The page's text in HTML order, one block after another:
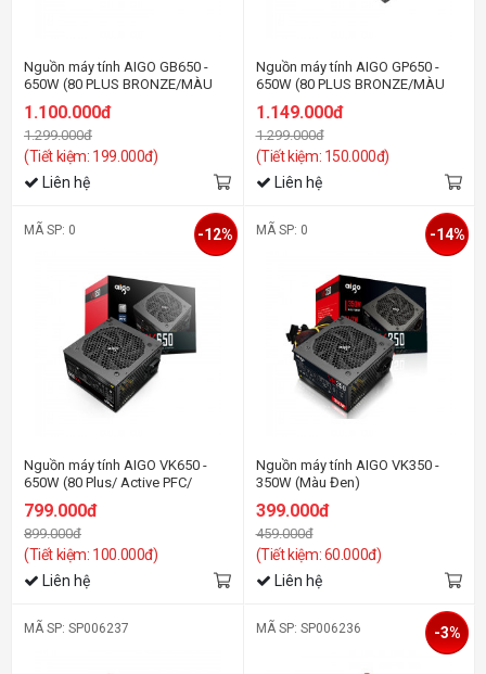
Nguồn máy tính AIGO GB650 -
650W (80 PLUS BRONZE/MÀU
1.100.000đ
1.299.000đ
(Tiết kiệm: 199.000đ)
Liên hệ
Nguồn máy tính AIGO GP650 -
650W (80 PLUS BRONZE/MÀU
1.149.000đ
1.299.000đ
(Tiết kiệm: 150.000đ)
Liên hệ
MÃ SP: 0
Nguồn máy tính AIGO VK650 -
650W (80 Plus/ Active PFC/
Single Rail)
799.000đ
899.000đ
(Tiết kiệm: 100.000đ)
-12%
Liên hệ
MÃ SP: 0
Nguồn máy tính AIGO VK350 -
350W (Màu Đen)
399.000đ
459.000đ
(Tiết kiệm: 60.000đ)
-14%
Liên hệ
MÃ SP: SP006237 MÃ SP: SP006236 -3%